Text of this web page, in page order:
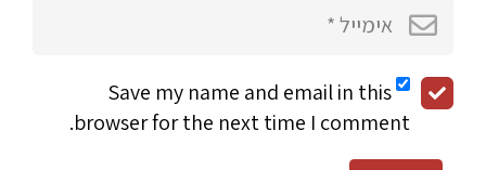
Save my name and email in this
browser for the next time I comment.